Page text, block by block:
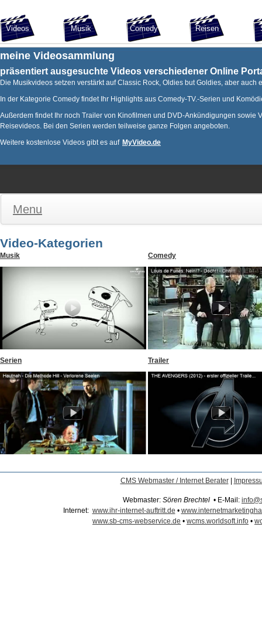
Videos Musik Comedy Reisen
meine Videosammlung
präsentiert ausgesuchte Videos verschiedener Online
Die Musikvideos setzen verstärkt auf Classic Rock, Oldies but Goldies, aber auch
In der Kategorie Comedy findet Ihr Highlights aus Comedy-TV.-Serien und
Außerdem findet Ihr noch Trailer von Kinofilmen und DVD-Ankündigungen sowie
Reisevideos. Bei den Serien werden teilweise ganze Folgen angeboten.
Weitere kostenlose Videos gibt es auf MyVideo.de
Menu
Video-Kategorien
Musik Comedy
Serien Trailer
CMS Webmaster / Internet Berater|
Webmaster: Sören Brechtel • E-Mail:
Internet: www.ihr-internet-auftritt.de •
www.sb-cms-webservice.de • wcms.worldsoft.info •